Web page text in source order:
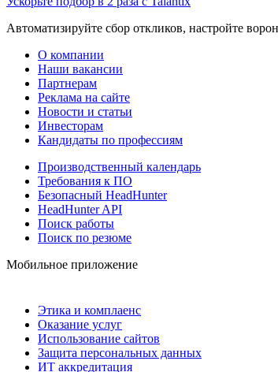
Автоматизируйте сбор откликов, настройте
О компании
Наши вакансии
Партнерам
Реклама на сайте
Новости и статьи
Инвесторам
Кандидаты по профессиям
Производственный календарь
Требования к ПО
Безопасный HeadHunter
HeadHunter API
Поиск работы
Поиск по резюме
Мобильное приложение
Этика и комплаенс
Оказание услуг
Использование сайтов
Защита персональных данных
ИТ аккредитация